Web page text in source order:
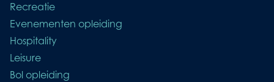
Recreatie
Evenementen opleiding
Hospitality
Leisure
Bol opleiding